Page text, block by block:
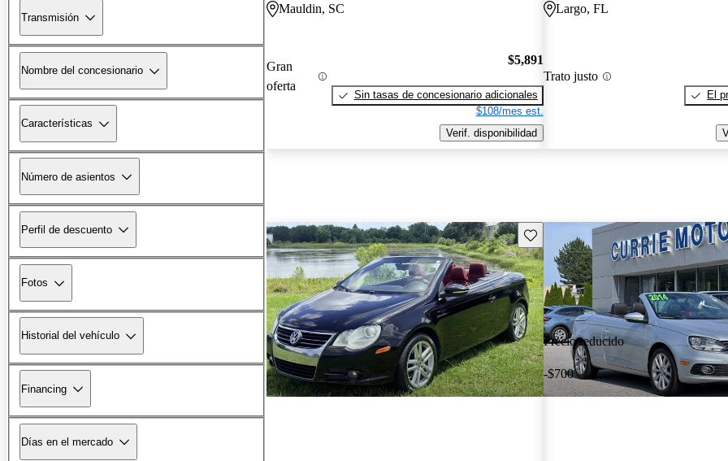
Transmisión
Nombre del concesionario
Características
Número de asientos
Perfil de descuento
Fotos
Historial del vehículo
Financing
Días en el mercado
Mauldin, SC
Gran
oferta
$5,891
Sin tasas de concesionario adicionales
$108/mes est.
Verif. disponibilidad
Largo, FL
Trato justo
El
Guarda este Aviso
Precio reducido
-$700